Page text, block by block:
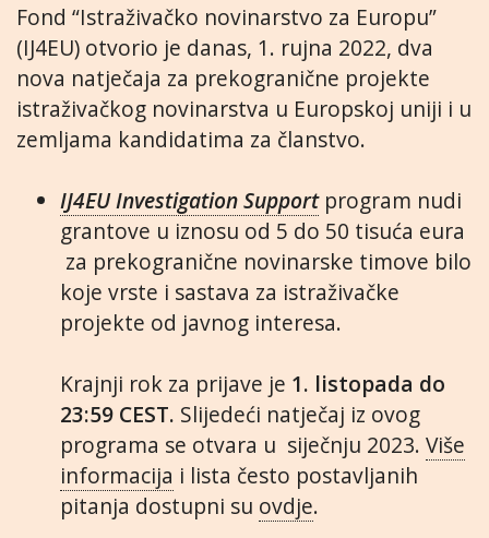
Fond “Istraživačko novinarstvo za Europu”
(IJ4EU) otvorio je danas, 1. rujna 2022, dva
nova natječaja za prekogranične projekte
istraživačkog novinarstva u Europskoj uniji i u
zemljama kandidatima za članstvo.
IJ4EU Investigation Supportprogram nudi
grantove u iznosu od 5 do 50 tisuća eura
za prekogranične novinarske timove bilo
koje vrste i sastava za istraživačke
projekte od javnog interesa.
Krajnji rok za prijave je 1. listopada do
23:59 CEST. Slijedeći natječaj iz ovog
programa se otvara u siječnju 2023. Više
informacija i lista često postavljanih
pitanja dostupni su ovdje.